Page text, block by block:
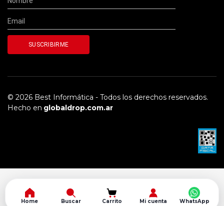
© 2026 Best Informática - Todos los derechos reservados.
Hecho en globaldrop.com.ar
Home Buscar Carrito Mi cuenta